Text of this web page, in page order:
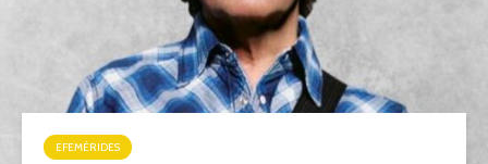
EFEMÉRIDES